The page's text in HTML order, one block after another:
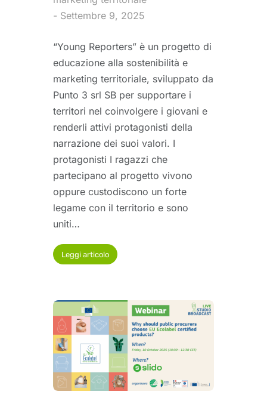
Settembre 9, 2025
“Young Reporters” è un progetto di
educazione alla sostenibilità e
marketing territoriale, sviluppato da
Punto 3 srl SB per supportare i
territori nel coinvolgere i giovani e
renderli attivi protagonisti della
narrazione dei suoi valori. I
protagonisti I ragazzi che
partecipano al progetto vivono
oppure custodiscono un forte
legame con il territorio e sono
uniti…
Leggi articolo